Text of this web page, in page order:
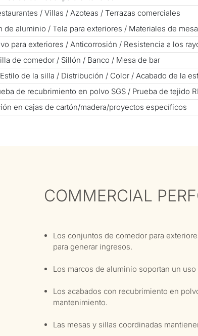
/ Villas / Azoteas / Terrazas comerciales
de aluminio / Tela para exteriores / Materiales de
para exteriores / Anticorrosión / Resistencia a los
de comedor / Sillón / Banco / Mesa de bar
de la silla / Distribución / Color / Acabado de la
de recubrimiento en polvo SGS / Prueba de tejido
en cajas de cartón/madera/proyectos específicos
COMMERCIAL
Los conjuntos de comedor para
para generar ingresos.
Los marcos de aluminio soportan un
Los acabados con recubrimiento en
mantenimiento.
Las mesas y sillas coordinadas